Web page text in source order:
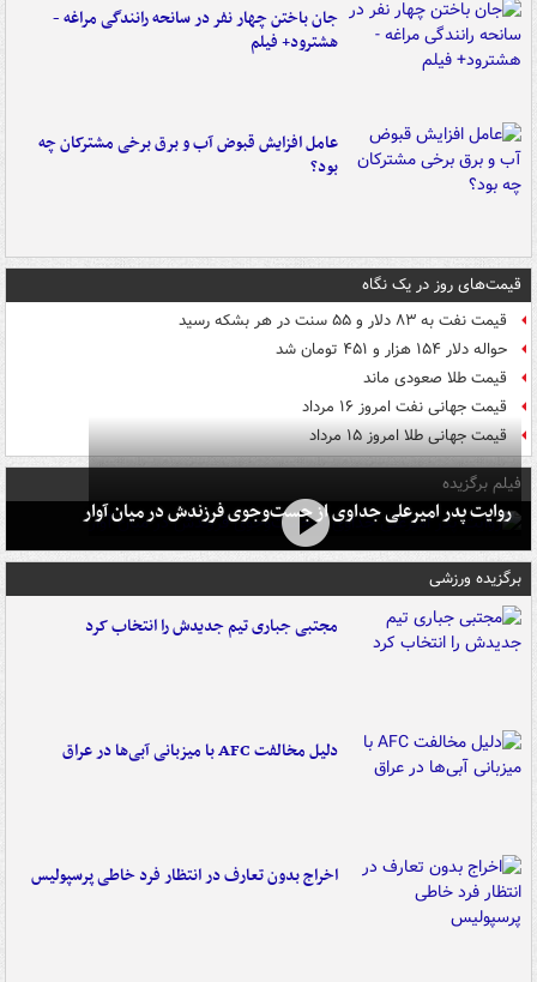
جان باختن چهار نفر در سانحه رانندگی مراغه -
هشترود+ فیلم
عامل افزایش قبوض آب و برق برخی مشترکان چه
بود؟
قیمت‌های روز در یک نگاه
قیمت نفت به ۸۳ دلار و ۵۵ سنت در هر بشکه رسید
حواله دلار ۱۵۴ هزار و ۴۵۱ تومان شد
قیمت طلا صعودی ماند
قیمت جهانی نفت امروز ۱۶ مرداد
قیمت جهانی طلا امروز ۱۵ مرداد
فیلم برگزیده
روایت پدر امیرعلی جداوی از جست‌وجوی فرزندش در میان آوار
برگزیده ورزشی
مجتبی جباری تیم جدیدش را انتخاب کرد
دلیل مخالفت AFC با میزبانی آبی‌ها در عراق
اخراج بدون تعارف در انتظار فرد خاطی پرسپولیس